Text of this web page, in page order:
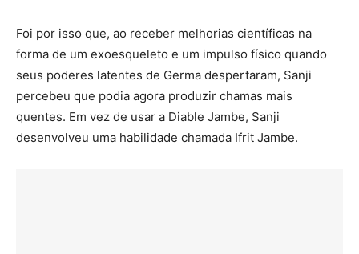
Foi por isso que, ao receber melhorias científicas na
forma de um exoesqueleto e um impulso físico quando
seus poderes latentes de Germa despertaram, Sanji
percebeu que podia agora produzir chamas mais
quentes. Em vez de usar a Diable Jambe, Sanji
desenvolveu uma habilidade chamada Ifrit Jambe.